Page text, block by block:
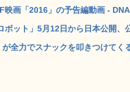
映画「2016」の予告編動画 - DNA
ット」5月12日から日本公開、
全力でスナックを叩きつけてく